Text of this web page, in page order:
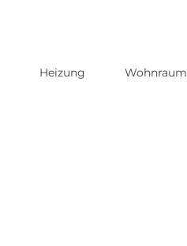
Heizung Wohnraum